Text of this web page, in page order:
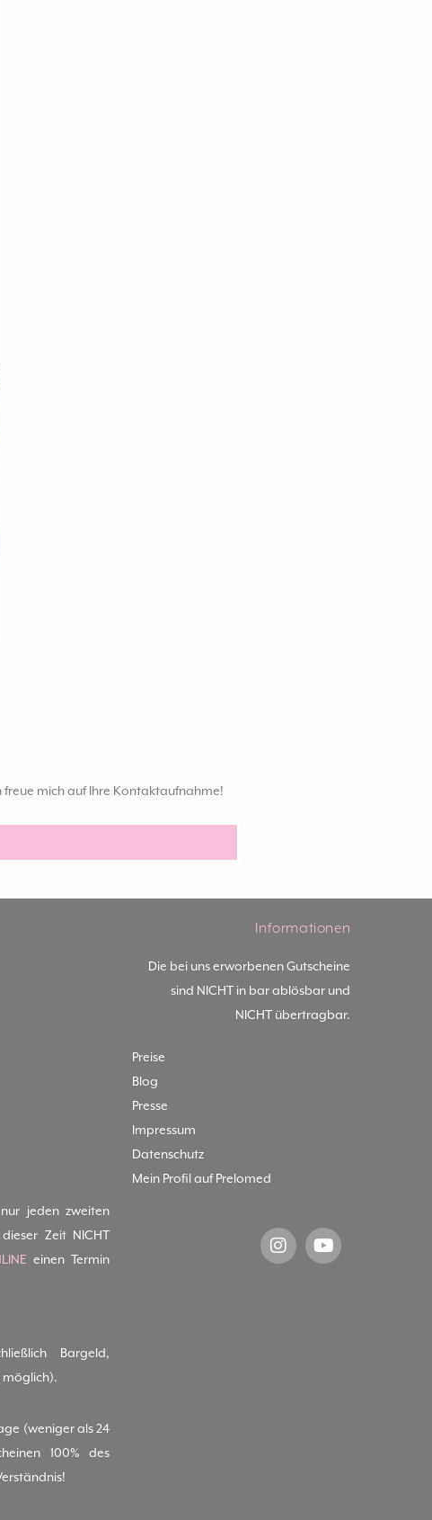
freue mich auf Ihre Kontaktaufnahme!
jeden zweiten
Zeit NICHT
einen Termin
Bargeld,
möglich).
(weniger als 24
100% des
Informationen
Die bei uns erworbenen Gutscheine
sind NICHT in bar ablösbar und
NICHT übertragbar.
Preise
Blog
Presse
Impressum
Datenschutz
Mein Profil auf Prelomed